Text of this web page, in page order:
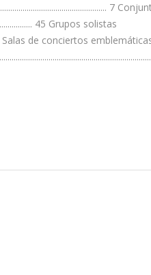
7
45 Grupos solistas
147 Salas de conciertos